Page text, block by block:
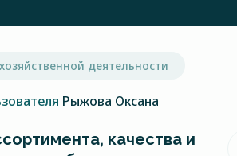
деятельности
Рыжова Оксана
качества и